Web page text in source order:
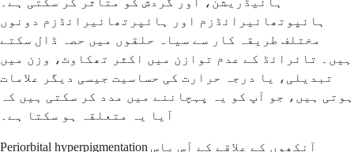
ہائپوتھائیرائڈزم اور ہائپرتھائیرائڈزم دونوں
مختلف طریقہ کار سے سیاہ حلقوں میں حصہ ڈال سکتے
ہیں۔ تائرائڈ کے عدم توازن میں اکثر تھکاوٹ، وزن میں
تبدیلی، یا درجہ حرارت کی حساسیت جیسی دیگر علامات
ہوتی ہیں، جو آپ کو یہ پہچاننے میں مدد کر سکتی ہیں کہ
آیا یہ متعلقہ ہو سکتا ہے۔
Periorbital hyperpigmentation آنکھوں کے علاقے کے آس پاس